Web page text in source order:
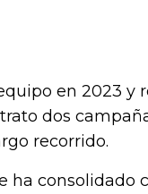
en 2023 y
dos
recorrido.
ha consolidado